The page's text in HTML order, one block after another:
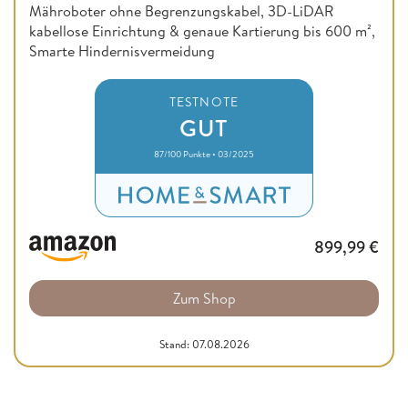
Mähroboter ohne Begrenzungskabel, 3D-LiDAR
kabellose Einrichtung & genaue Kartierung bis 600 m²,
Smarte Hindernisvermeidung
TESTNOTE
GUT
87/100 Punkte • 03/2025
899,99€
Zum Shop
Stand: 07.08.2026